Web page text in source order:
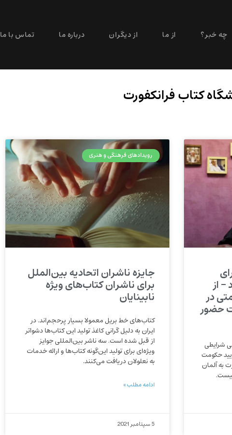
چه خبر؟ از ما از دیگران درباره ما تماس با ما
کتاب فرانکفورت
– از
در
حضور
شرایطی
حکومت
به آلمان
رویدادهای فرهنگی و هنری
جایزه ناشران اتحادیه بین‌الملل
برای ناشران کتاب‌های ویژه
نابینایان
کتاب‌های خط بریل معمولا بسیار پرحجم‌اند. در
ایران به دلیل گرانی کاغذ تولید این کتاب‌ها دشواتر
از قبل شده است. سه ناشر بین‌المللی جوایز
ویژه‌ای برای تولید این‌گونه کتاب‌ها و ارائه خدمات
به نعلولان دریافت می‌کنند.
ادامه مطلب »
5 سپتامبر 2021